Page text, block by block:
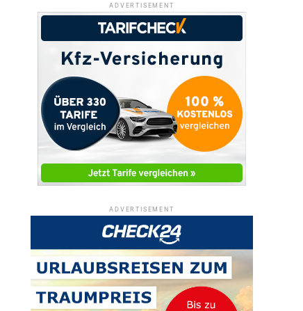
ADVERTISEMENT
ADVERTISEMENT